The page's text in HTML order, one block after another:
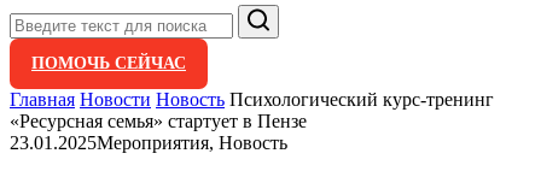
Поиск
ПОМОЧЬ СЕЙЧАС
Главная Новости Новость Психологический курс-тренинг
«Ресурсная семья» стартует в Пензе
23.01.2025Мероприятия, Новость